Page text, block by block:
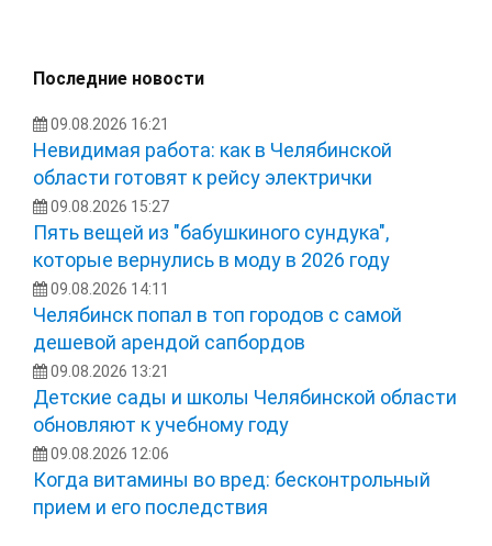
Последние новости
09.08.2026 16:21
Невидимая работа: как в Челябинской
области готовят к рейсу электрички
09.08.2026 15:27
Пять вещей из "бабушкиного сундука",
которые вернулись в моду в 2026 году
09.08.2026 14:11
Челябинск попал в топ городов с самой
дешевой арендой сапбордов
09.08.2026 13:21
Детские сады и школы Челябинской области
обновляют к учебному году
09.08.2026 12:06
Когда витамины во вред: бесконтрольный
прием и его последствия